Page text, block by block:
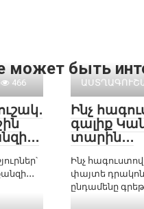
может быть
466
Ինչ
գալիք
տարին․․․
Ինչ
փայտե
ընդամենը